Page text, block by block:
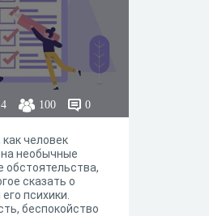
100 0
человек
на необычные
обстоятельства,
сказать о
психики.
беспокойство